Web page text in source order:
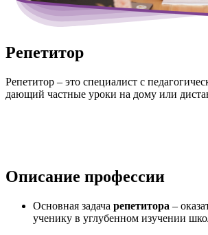
Репетитор
Репетитор – это специалист с
дающий частные уроки на дому или
Описание профессии
Основная задача репетитора –
ученику в углубенном изучении